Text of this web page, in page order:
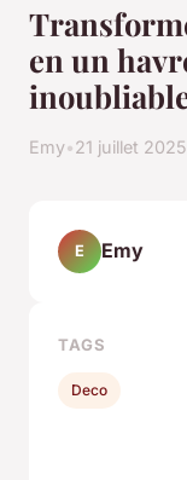
en un
Emy•21 juillet 2025
E Emy
TAGS
Deco